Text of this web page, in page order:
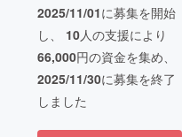
2025/11/01に募集を開始
し、 10人の支援により
66,000円の資金を集め、
2025/11/30に募集を終了
しました